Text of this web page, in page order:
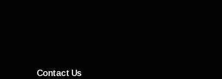
Contact Us